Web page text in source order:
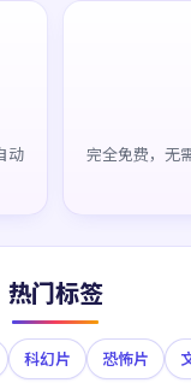
动
完全免费，无
热门标签
科幻片 恐怖片